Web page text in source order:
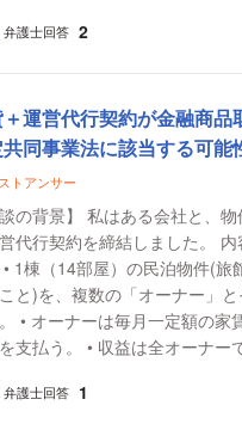
弁護士回答 2
運営代行契約が金融商品
同事業法に該当する可能
トアンサー
談の背景】 私はある会社と、
代行契約を締結しました。
済み
と)を、複数の「オーナー」
家賃（例:135,000
収益は全オーナーで平均化・共有さ
弁護士回答 1